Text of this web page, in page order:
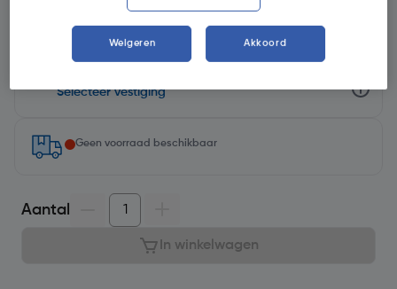
Selecteer vestiging
Geen voorraad beschikbaar
Aantal
In winkelwagen
Weigeren Akkoord